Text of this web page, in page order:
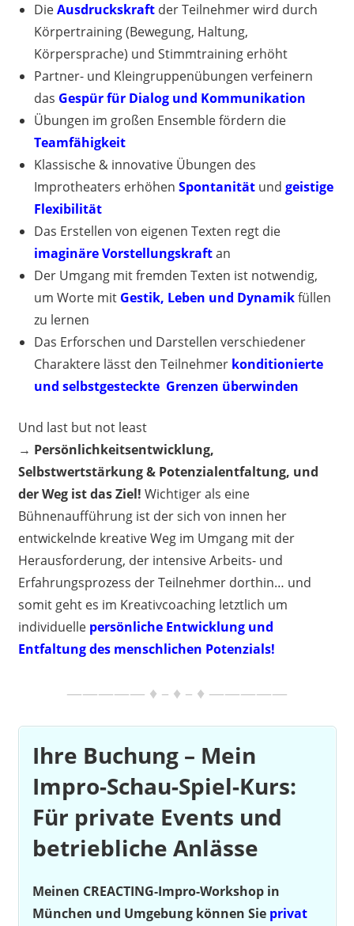
DieAusdruckskraft der Teilnehmer wird durch
Körpertraining (Bewegung, Haltung,
Körpersprache) und Stimmtraining erhöht
Partner- und Kleingruppenübungen verfeinern
das Gespür für Dialog und Kommunikation
Übungen im großen Ensemble fördern die
Teamfähigkeit
Klassische & innovative Übungen des
Improtheaters erhöhen Spontanität und geistige
Flexibilität
Das Erstellen von eigenen Texten regt die
imaginäre Vorstellungskraftan
Der Umgang mit fremden Texten ist notwendig,
um Worte mit Gestik, Leben und Dynamikfüllen
zu lernen
Das Erforschen und Darstellen verschiedener
Charaktere lässt den Teilnehmer konditionierte
und selbstgesteckte Grenzen überwinden
Und last but not least
→ Persönlichkeitsentwicklung,
Selbstwertstärkung & Potenzialentfaltung, und
der Weg ist das Ziel! Wichtiger als eine
Bühnenaufführung ist der sich von innen her
entwickelnde kreative Weg im Umgang mit der
Herausforderung, der intensive Arbeits- und
Erfahrungsprozess der Teilnehmer dorthin… und
somit geht es im Kreativcoaching letztlich um
individuelle persönliche Entwicklung und
Entfaltung des menschlichen Potenzials!
————— ♦ – ♦ – ♦ —————
Ihre Buchung – Mein
Impro-Schau-Spiel-Kurs:
Für private Events und
betriebliche Anlässe
Meinen CREACTING-Impro-Workshop in
München und Umgebung können Sie privat